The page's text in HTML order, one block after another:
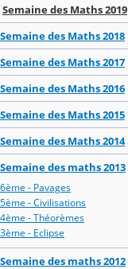
Semaine des Maths 2019
Semaine des Maths 2018
Semaine des Maths 2017
Semaine des Maths 2016
Semaine des Maths 2015
Semaine des Maths 2014
Semaine des maths 2013
6ème - Pavages
5ème - Civilisations
4ème - Théorèmes
3ème - Eclipse
Semaine des maths 2012